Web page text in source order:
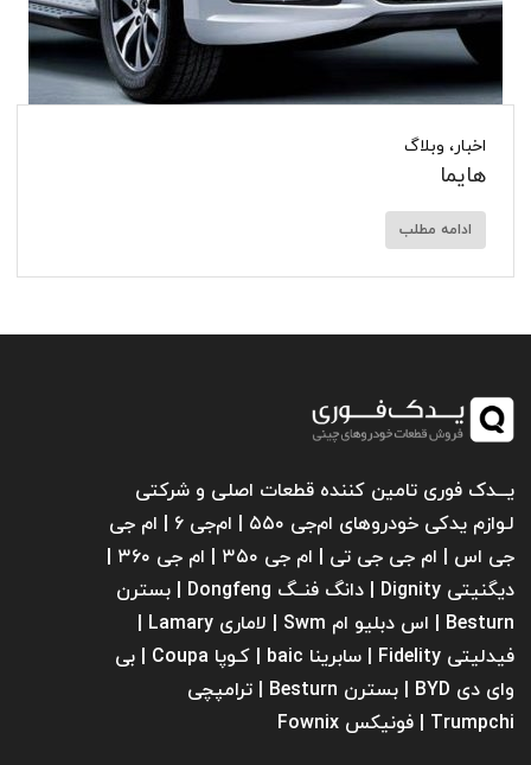
اخبار، وبلاگ
هایما
ادامه مطلب
یـــدک فوری تامین کننده قطعات اصلی و شرکتی
لـوازم یدکی خودروهای ام‌جی ۵۵۰ | ام‌جی ۶ | ام جی
جی اس | ام جی جی تی | ام‌ جی ۳۵۰ | ام جی ۳۶۰ |
دیگنیتی Dignity | دانگ فنــگ Dongfeng | بسترن
Besturn | اس دبلیو ام Swm | لاماری Lamary |
فیدلیتی Fidelity | سابرینا ‌baic | کـوپا Coupa | بی
وای دی BYD | بسترن Besturn | ترامپچی
Trumpchi | فونیکس Fownix